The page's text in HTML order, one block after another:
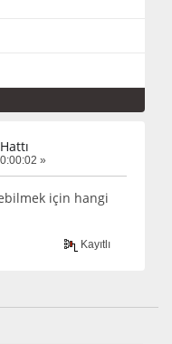
»
için hangi
Kayıtlı